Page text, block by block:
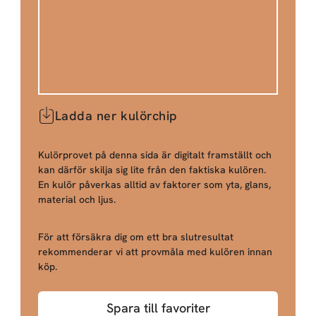
Ladda ner kulörchip
Kulörprovet på denna sida är digitalt framställt och
kan därför skilja sig lite från den faktiska kulören.
En kulör påverkas alltid av faktorer som yta, glans,
material och ljus.
För att försäkra dig om ett bra slutresultat
rekommenderar vi att provmåla med kulören innan
köp.
Spara till favoriter